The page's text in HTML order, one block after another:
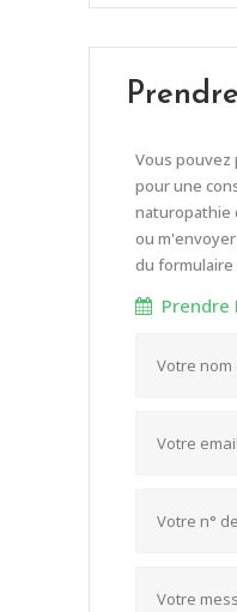
Vous
pour une
naturopathie
ou
du formulaire
Prendre